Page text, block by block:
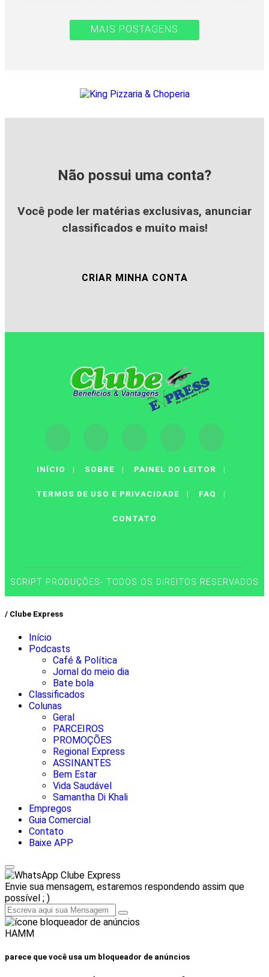
MAIS POSTAGENS
Não possui uma conta?
Você pode ler matérias exclusivas, anunciar
classificados e muito mais!
CRIAR MINHA CONTA
INÍCIO | SOBRE | PAINEL DO LEITOR |
TERMOS DE USO E PRIVACIDADE | FAQ |
CONTATO
SCRIPT PRODUÇÕES- TODOS OS DIREITOS RESERVADOS
/ Clube Express
Início
Podcasts
Café & Política
Jornal do meio dia
Bate bola
Classificados
Colunas
Geral
PARCEIROS
PROMOÇÕES
Regional Express
ASSINANTES
Bem Estar
Vida Saudável
Samantha Di Khali
Empregos
Guia Comercial
Contato
Baixe APP
Clube Express
Envie sua mensagem, estaremos respondendo assim que
possível ; )
HAMM
parece que você usa um bloqueador de anúncios